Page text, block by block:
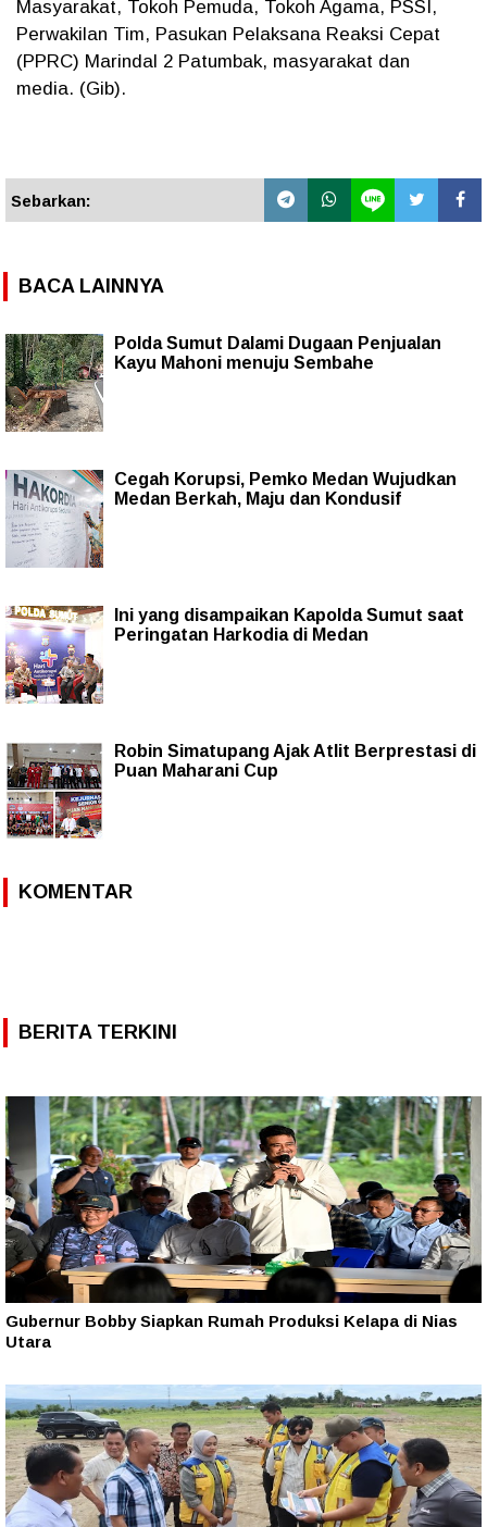
Masyarakat, Tokoh Pemuda, Tokoh Agama, PSSI,
Perwakilan Tim, Pasukan Pelaksana Reaksi Cepat
(PPRC) Marindal 2 Patumbak, masyarakat dan
media. (Gib).
Sebarkan:
BACA LAINNYA
Polda Sumut Dalami Dugaan Penjualan
Kayu Mahoni menuju Sembahe
Cegah Korupsi, Pemko Medan Wujudkan
Medan Berkah, Maju dan Kondusif
Ini yang disampaikan Kapolda Sumut saat
Peringatan Harkodia di Medan
Robin Simatupang Ajak Atlit Berprestasi di
Puan Maharani Cup
KOMENTAR
BERITA TERKINI
Gubernur Bobby Siapkan Rumah Produksi Kelapa di Nias
Utara